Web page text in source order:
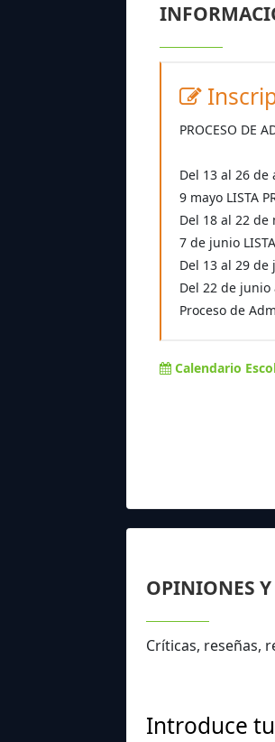
PROCESO DE
Del 13 al 26 de
9 mayo LISTA
Del 18 al 22 de
7 de junio
Del 13 al 29 de
Del 22 de junio
Proceso de
Calendario
OPINIONES
Críticas, reseñas,
Introduce